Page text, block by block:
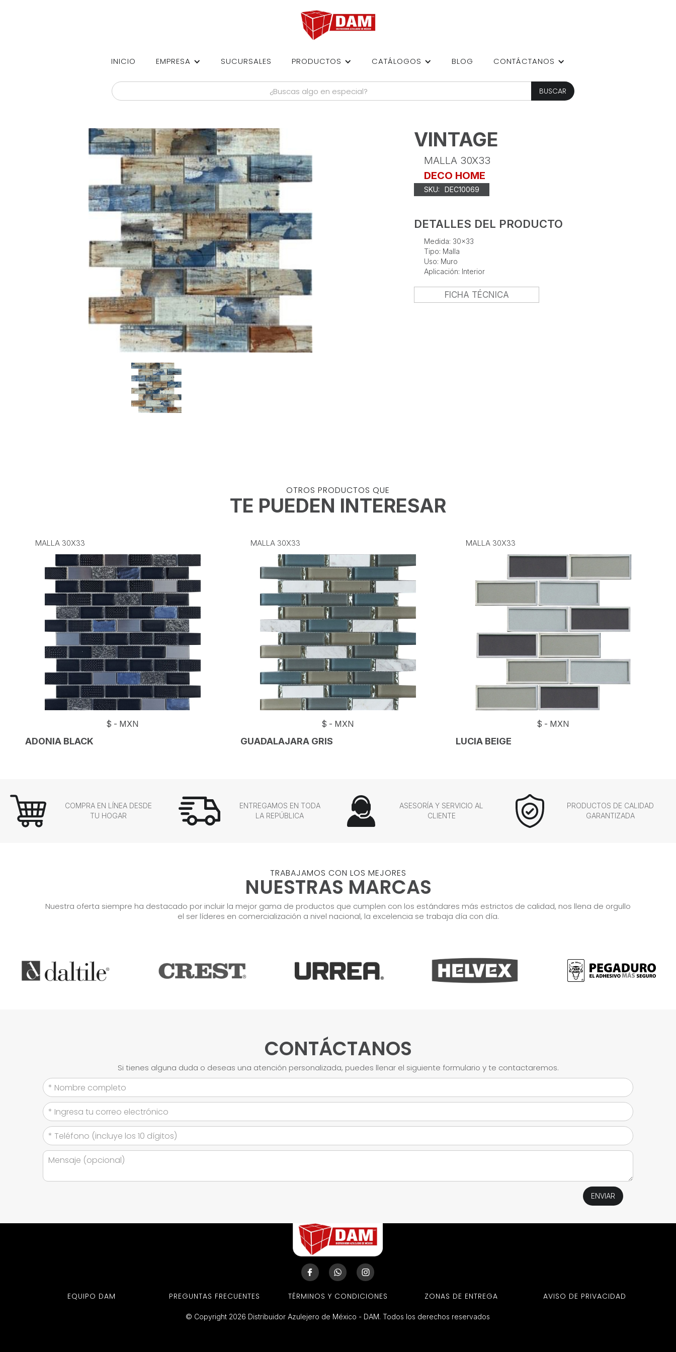
INICIO EMPRESA SUCURSALES PRODUCTOS CATÁLOGOS BLOG CONTÁCTANOS
VINTAGE
MALLA 30X33
DECO HOME
SKU: DEC10069
DETALLES DEL PRODUCTO
Medida: 30x33
Tipo: Malla
Uso: Muro
Aplicación: Interior
FICHA TÉCNICA
OTROS PRODUCTOS QUE
TE PUEDEN INTERESAR
MALLA 30X33
$ - MXN
ADONIA BLACK
MALLA 30X33
$ - MXN
GUADALAJARA GRIS
MALLA 30X33
$ - MXN
LUCIA BEIGE
COMPRA EN LÍNEA DESDE
TU HOGAR
ENTREGAMOS EN TODA
LA REPÚBLICA
ASESORÍA Y SERVICIO AL
CLIENTE
PRODUCTOS DE CALIDAD
GARANTIZADA
TRABAJAMOS CON LOS MEJORES
NUESTRAS MARCAS
Nuestra oferta siempre ha destacado por incluir la mejor gama de productos que cumplen con los estándares más estrictos de calidad, nos llena de orgullo
el ser líderes en comercialización a nivel nacional, la excelencia se trabaja día con día.
CONTÁCTANOS
Si tienes alguna duda o deseas una atención personalizada, puedes llenar el siguiente formulario y te contactaremos.
EQUIPO DAM PREGUNTAS FRECUENTES TÉRMINOS Y CONDICIONES ZONAS DE ENTREGA AVISO DE PRIVACIDAD
© Copyright 2026 Distribuidor Azulejero de México - DAM. Todos los derechos reservados